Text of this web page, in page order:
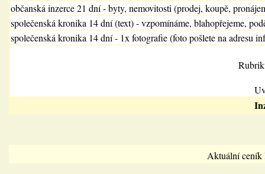
občanská inzerce 21 dní - byty, nemovitosti (prodej, koupě,
společenská kronika 14 dní (text) - vzpomínáme, blahopřejeme,
společenská kronika 14 dní - 1x fotografie (foto pošlete na adresu
Aktuální ceník